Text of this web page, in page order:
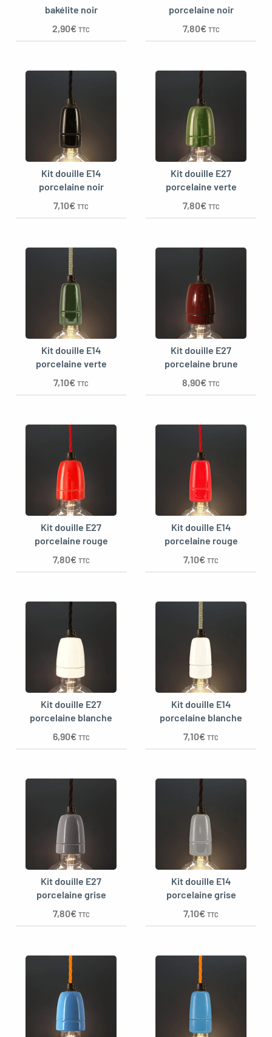
bakélite noir
2,90€ TTC
porcelaine noir
7,80€ TTC
Kit douille E14
porcelaine noir
7,10€ TTC
Kit douille E27
porcelaine verte
7,80€ TTC
Kit douille E14
porcelaine verte
7,10€ TTC
Kit douille E27
porcelaine brune
8,90€ TTC
Kit douille E27
porcelaine rouge
7,80€ TTC
Kit douille E14
porcelaine rouge
7,10€ TTC
Kit douille E27
porcelaine blanche
6,90€ TTC
Kit douille E14
porcelaine blanche
7,10€ TTC
Kit douille E27
porcelaine grise
7,80€ TTC
Kit douille E14
porcelaine grise
7,10€ TTC